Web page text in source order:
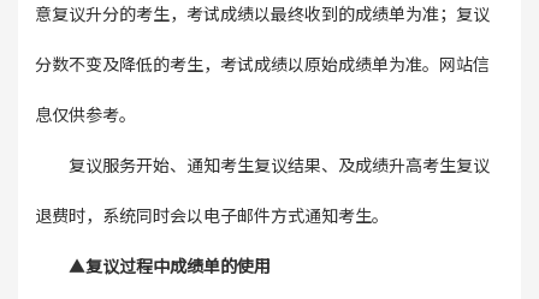
意复议升分的考生，考试成绩以最终收到的成绩单为准；复议
分数不变及降低的考生，考试成绩以原始成绩单为准。网站信
息仅供参考。
复议服务开始、通知考生复议结果、及成绩升高考生复议
退费时，系统同时会以电子邮件方式通知考生。
▲复议过程中成绩单的使用